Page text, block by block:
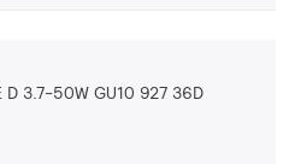
D 3.7-50W GU10 927 36D